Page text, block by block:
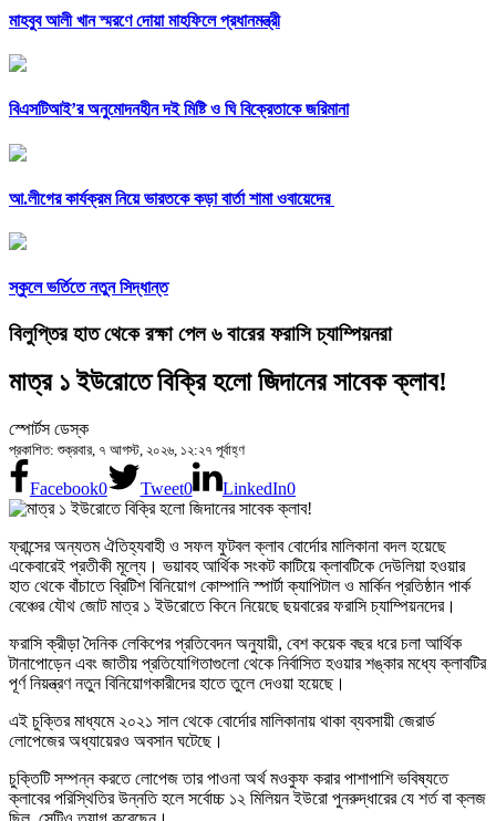
মাহবুব আলী খান স্মরণে দোয়া মাহফিলে প্রধানমন্ত্রী
বিএসটিআই’র অনুমোদনহীন দই মিষ্টি ও ঘি বিক্রেতাকে জরিমানা
আ.লীগের কার্যক্রম নিয়ে ভারতকে কড়া বার্তা শামা ওবায়েদের
স্কুলে ভর্তিতে নতুন সিদ্ধান্ত
বিলুপ্তির হাত থেকে রক্ষা পেল ৬ বারের ফরাসি চ্যাম্পিয়নরা
মাত্র ১ ইউরোতে বিক্রি হলো জিদানের সাবেক ক্লাব!
স্পোর্টস ডেস্ক
প্রকাশিত: শুক্রবার, ৭ আগস্ট, ২০২৬, ১২:২৭ পূর্বাহ্ণ
Facebook0 Tweet0 LinkedIn0
ফ্রান্সের অন্যতম ঐতিহ্যবাহী ও সফল ফুটবল ক্লাব বোর্দোর মালিকানা বদল হয়েছে
একেবারেই প্রতীকী মূল্যে। ভয়াবহ আর্থিক সংকট কাটিয়ে ক্লাবটিকে দেউলিয়া হওয়ার
হাত থেকে বাঁচাতে ব্রিটিশ বিনিয়োগ কোম্পানি স্পার্টা ক্যাপিটাল ও মার্কিন প্রতিষ্ঠান পার্ক
বেঞ্চের যৌথ জোট মাত্র ১ ইউরোতে কিনে নিয়েছে ছয়বারের ফরাসি চ্যাম্পিয়নদের।
ফরাসি ক্রীড়া দৈনিক লেকিপের প্রতিবেদন অনুযায়ী, বেশ কয়েক বছর ধরে চলা আর্থিক
টানাপোড়েন এবং জাতীয় প্রতিযোগিতাগুলো থেকে নির্বাসিত হওয়ার শঙ্কার মধ্যে ক্লাবটির
পূর্ণ নিয়ন্ত্রণ নতুন বিনিয়োগকারীদের হাতে তুলে দেওয়া হয়েছে।
এই চুক্তির মাধ্যমে ২০২১ সাল থেকে বোর্দোর মালিকানায় থাকা ব্যবসায়ী জেরার্ড
লোপেজের অধ্যায়েরও অবসান ঘটেছে।
চুক্তিটি সম্পন্ন করতে লোপেজ তার পাওনা অর্থ মওকুফ করার পাশাপাশি ভবিষ্যতে
ক্লাবের পরিস্থিতির উন্নতি হলে সর্বোচ্চ ১২ মিলিয়ন ইউরো পুনরুদ্ধারের যে শর্ত বা ক্লজ